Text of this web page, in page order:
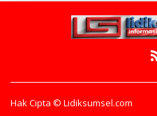
Hak Cipta © Lidiksumsel.com